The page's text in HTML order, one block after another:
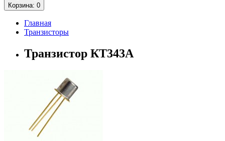
Корзина: 0
Главная
Транзисторы
Транзистор КТ343А